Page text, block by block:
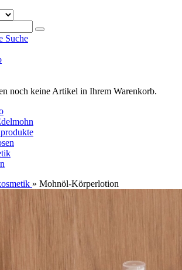
Suche
noch keine Artikel in Ihrem Warenkorb.
» Mohnöl-Körperlotion